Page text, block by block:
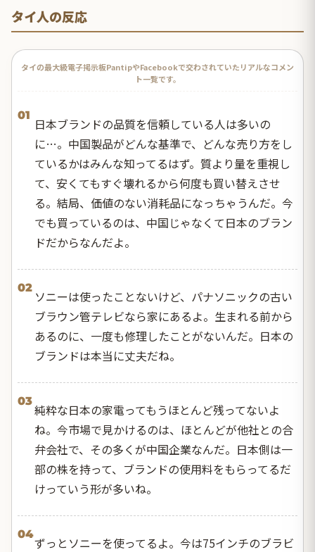
タイ人の反応
タイの最大級電子掲示板PantipやFacebookで交わされていたリアルなコメン
ト一覧です。
01
日本ブランドの品質を信頼している人は多いの
に…。中国製品がどんな基準で、どんな売り方をし
ているかはみんな知ってるはず。質より量を重視し
て、安くてもすぐ壊れるから何度も買い替えさせ
る。結局、価値のない消耗品になっちゃうんだ。今
でも買っているのは、中国じゃなくて日本のブラン
ドだからなんだよ。
02
ソニーは使ったことないけど、パナソニックの古い
ブラウン管テレビなら家にあるよ。生まれる前から
あるのに、一度も修理したことがないんだ。日本の
ブランドは本当に丈夫だね。
03
純粋な日本の家電ってもうほとんど残ってないよ
ね。今市場で見かけるのは、ほとんどが他社との合
弁会社で、その多くが中国企業なんだ。日本側は一
部の株を持って、ブランドの使用料をもらってるだ
けっていう形が多いね。
04
ずっとソニーを使ってるよ。今は75インチのブラビ